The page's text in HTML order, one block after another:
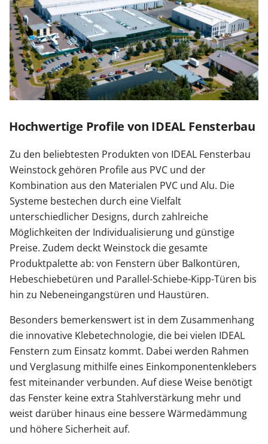
Hochwertige Profile von IDEAL Fensterbau
Zu den beliebtesten Produkten von IDEAL Fensterbau
Weinstock gehören Profile aus PVC und der
Kombination aus den Materialen PVC und Alu. Die
Systeme bestechen durch eine Vielfalt
unterschiedlicher Designs, durch zahlreiche
Möglichkeiten der Individualisierung und günstige
Preise. Zudem deckt Weinstock die gesamte
Produktpalette ab: von Fenstern über Balkontüren,
Hebeschiebetüren und Parallel-Schiebe-Kipp-Türen bis
hin zu Nebeneingangstüren und Haustüren.
Besonders bemerkenswert ist in dem Zusammenhang
die innovative Klebetechnologie, die bei vielen IDEAL
Fenstern zum Einsatz kommt. Dabei werden Rahmen
und Verglasung mithilfe eines Einkomponentenklebers
fest miteinander verbunden. Auf diese Weise benötigt
das Fenster keine extra Stahlverstärkung mehr und
weist darüber hinaus eine bessere Wärmedämmung
und höhere Sicherheit auf.